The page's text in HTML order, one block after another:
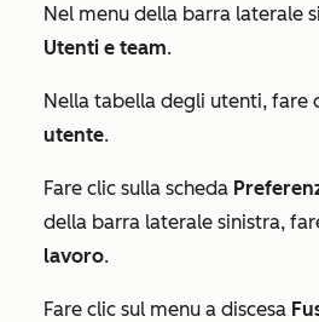
Nel menu della barra laterale
Utenti e team.
Nella tabella degli utenti, fare
utente.
Fare clic sulla scheda
della barra laterale sinistra,
lavoro.
Fare clic sul menu a discesa